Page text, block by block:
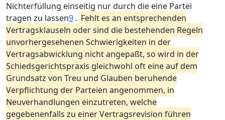
Nichterfüllung einseitig nur durch die eine Partei
tragen zu lassen9 . Fehlt es an entsprechenden
Vertragsklauseln oder sind die bestehenden Regeln
unvorhergesehenen Schwierigkeiten in der
Vertragsabwicklung nicht angepaßt, so wird in der
Schiedsgerichtspraxis gleichwohl oft eine auf dem
Grundsatz von Treu und Glauben beruhende
Verpflichtung der Parteien angenommen, in
Neuverhandlungen einzutreten, welche
gegebenenfalls zu einer Vertragsrevision führen